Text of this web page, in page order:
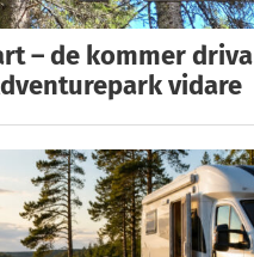
– de kommer driva
vidare